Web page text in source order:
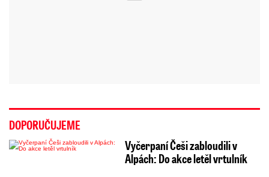
DOPORUČUJEME
Vyčerpaní Češi zabloudili v
Alpách: Do akce letěl vrtulník